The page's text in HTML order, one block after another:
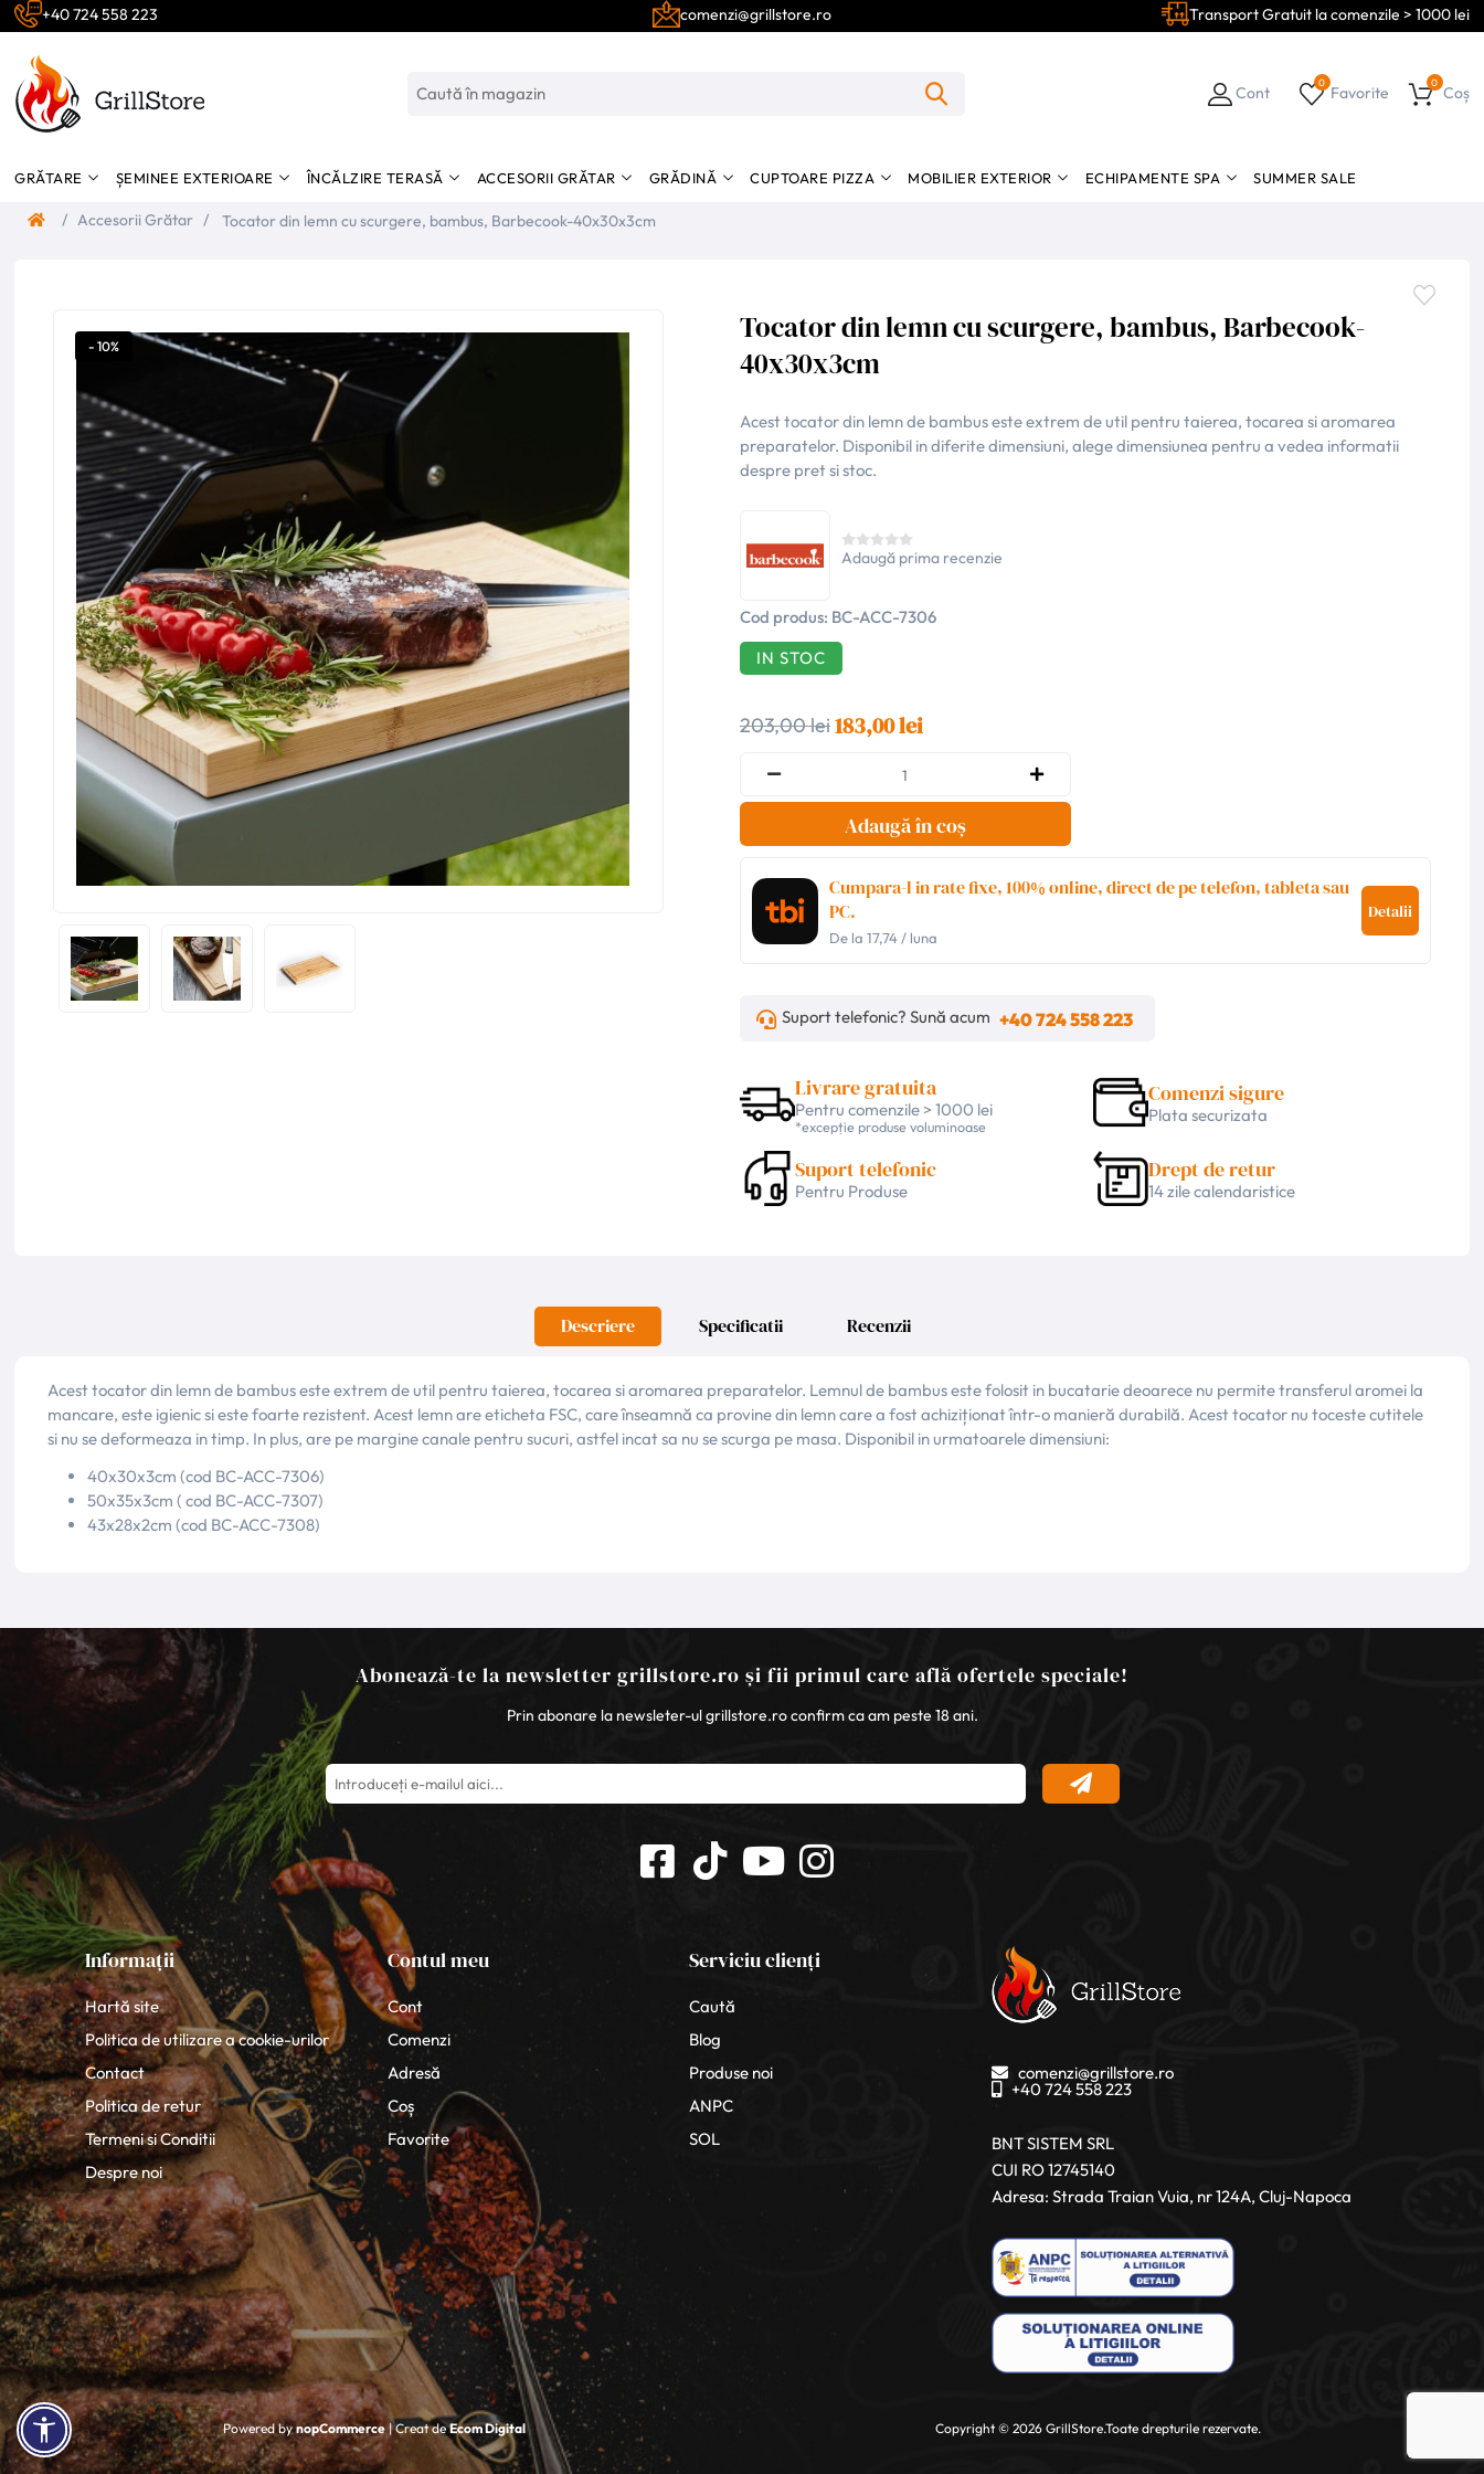
+40 724 558 223 comenzi@grillstore.ro Transport Gratuit la comenzile > 1000 lei
Cont Favorite
0
Coș
0
GRĂTARE ȘEMINEE EXTERIOARE ÎNCĂLZIRE TERASĂ ACCESORII GRĂTAR GRĂDINĂ CUPTOARE PIZZA MOBILIER EXTERIOR ECHIPAMENTE SPA SUMMER SALE
/ Accesorii Grătar / Tocator din lemn cu scurgere, bambus, Barbecook-40x30x3cm
- 10%
Tocator din lemn cu scurgere, bambus, Barbecook-
40x30x3cm
Acest tocator din lemn de bambus este extrem de util pentru taierea, tocarea si aromarea
preparatelor. Disponibil in diferite dimensiuni, alege dimensiunea pentru a vedea informatii
despre pret si stoc.
Adaugă prima recenzie
Cod produs: BC-ACC-7306
IN STOC
203,00 lei183,00 lei
Adaugă în coș
Cumpara-l in rate fixe, 100% online, direct de pe telefon, tableta sau
PC.
De la 17,74/ luna
Detalii
Suport telefonic? Sună acum +40 724 558 223
Livrare gratuita
Pentru comenzile > 1000 lei
*excepție produse voluminoase
Comenzi sigure
Plata securizata
Suport telefonic
Pentru Produse
Drept de retur
14 zile calendaristice
Descriere Specificatii Recenzii
Acest tocator din lemn de bambus este extrem de util pentru taierea, tocarea si aromarea preparatelor. Lemnul de bambus este folosit in bucatarie deoarece nu permite transferul aromei la
mancare, este igienic si este foarte rezistent. Acest lemn are eticheta FSC, care înseamnă ca provine din lemn care a fost achiziționat într-o manieră durabilă. Acest tocator nu toceste cutitele
si nu se deformeaza in timp. In plus, are pe margine canale pentru sucuri, astfel incat sa nu se scurga pe masa. Disponibil in urmatoarele dimensiuni:
40x30x3cm (cod BC-ACC-7306)
50x35x3cm ( cod BC-ACC-7307)
43x28x2cm (cod BC-ACC-7308)
Abonează-te la newsletter grillstore.ro și fii primul care află ofertele speciale!
Prin abonare la newsleter-ul grillstore.ro confirm ca am peste 18 ani.
Informații
Hartă site
Politica de utilizare a cookie-urilor
Contact
Politica de retur
Termeni si Conditii
Despre noi
Contul meu
Cont
Comenzi
Adresă
Coș
Favorite
Serviciu clienți
Caută
Blog
Produse noi
ANPC
SOL
comenzi@grillstore.ro
+40 724 558 223
BNT SISTEM SRL
CUI RO 12745140
Adresa: Strada Traian Vuia, nr 124A, Cluj-Napoca
Copyright © 2026 GrillStore.Toate drepturile rezervate.
Powered bynopCommerce| Creat deEcom Digital